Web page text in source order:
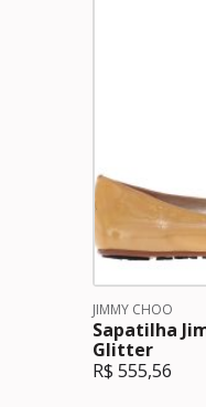
JIMMY CHOO
Sapatilha
Glitter
R$ 555,56